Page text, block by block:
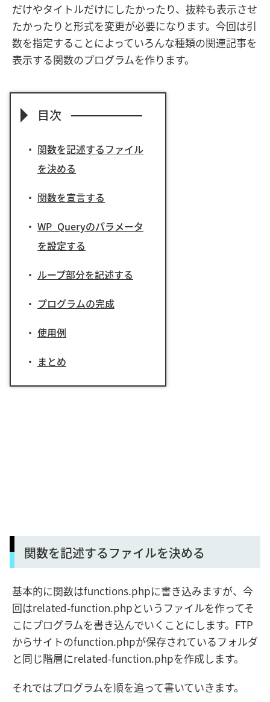
だけやタイトルだけにしたかったり、抜粋も表示させ
たかったりと形式を変更が必要になります。今回は引
数を指定することによっていろんな種類の関連記事を
表示する関数のプログラムを作ります。
目次
関数を記述するファイル
を決める
関数を宣言する
WP_Queryのパラメータ
を設定する
ループ部分を記述する
プログラムの完成
使用例
まとめ
関数を記述するファイルを決める
基本的に関数はfunctions.phpに書き込みますが、今
回はrelated-function.phpというファイルを作ってそ
こにプログラムを書き込んでいくことにします。FTP
からサイトのfunction.phpが保存されているフォルダ
と同じ階層にrelated-function.phpを作成します。
それではプログラムを順を追って書いていきます。